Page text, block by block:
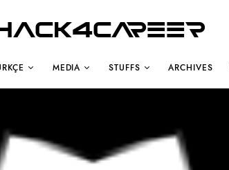
MEDIA STUFFS ARCHIVES